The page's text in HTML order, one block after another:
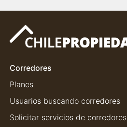
Corredores
Planes
Usuarios buscando corredores
Solicitar servicios de corredores